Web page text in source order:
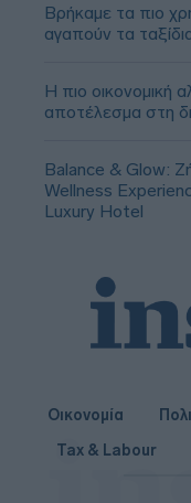
Βρήκαμε τα πιο
αγαπούν τα
Η πιο οικονομική
αποτέλεσμα στη
Balance & Glow:
Wellness
Luxury Hotel
Οικονομία
Tax & Labour